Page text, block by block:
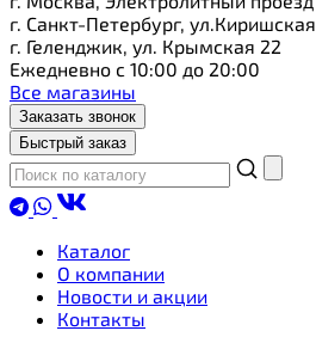
г. Санкт-Петербург,
г. Геленджик, ул. Крымская 22
Ежедневно с 10:00 до 20:00
Все магазины
Заказать звонок
Быстрый заказ
Каталог
О компании
Новости и акции
Контакты